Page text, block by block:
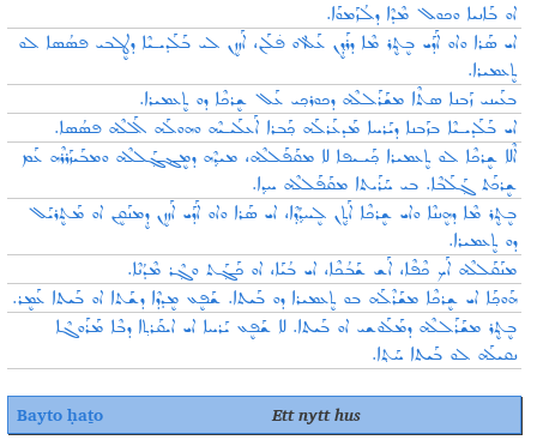
ܐܘ ܒܰܐܢܝܐ ܘܟܘܠ ܡܶܕܶܐ ܕܠܳܙܰܡܘܰܐ.
ܐܝ ܣܰܪܐ ܘܐܘ ܐܰܕܰܝ ܒܷܬ݂ܷܪ ܡܶܐ ܕܪܰܕ݂ܷܢ ܥܰܠ ܐܘ ܦ̇ܠܰܢ، ܐܰܙܙܷܢ ܠܝ ܒܰܠܰܕܝـܝܶܐ ܕܛܷܠܒܝ ܦܣܳܣܐ ܠܘ
ܬܷܥܡܝܪܐ.
ܒܥܰܝܢܝ ܙܰܒܢܐ ܣܬܶܐ ܡܫܰܪܰܠܠܶܗ ܕܟܘܪܟ݂ܝ ܥܰܠ ܫܷܪܟܶܐ ܕܘ ܬܷܥܡܝܪܐ.
ܐܝ ܒܰܠܰܕܝـܝܶܐ ܒܙܰܒܢܐ ܕܝܰܪܚܐ ܡܰܕܥܰܪܠܰܗ ܟ݂ܰܒܪܐ ܐܰܥܠܰܝـܝܶܗ ܘܗܘܠܰܗ ܐܰܠܠܶܗ ܦܣܳܣܐ.
ܐܶܠܐ ܫܷܪܟܶܐ ܠܘ ܬܷܥܡܝܪܐ ܟ݂ܰܝـܝܦܐ ܠܐ ܡܩܰܦܰܠܠܶܗ، ܡܝܕ݂ܶܗ ܕܡܷܔܓ݂ܰܠܠܶܗ ܘܡܒܰܝܙܰܪܪܶܗ ܥܰܡ
ܫܷܪܟܰܬ ܓ݂ܰܠܰܒܶܐ. ܒܝ ܚܰܪܰܝܬܐ ܡܩܰܦܰܠܠܶܗ ܚܕ݂ܐ.
ܒܷܬ݂ܷܪ ܡܶܐ ܕܗܷܢܢܶܐ ܘܐܝ ܫܷܪܟܶܐ ܐܰܬ݂ܷܢ ܠܷܚܕ݂ܳܕ݂ܶܐ، ܐܝ ܣܰܪܐ ܘܐܘ ܐܰܕܰܝ ܐܰܙܙܷܢ ܕܷܡܢܰܩܷܢ ܐܘ ܡܰܬܷܪܝܰܠ
ܕܘ ܬܷܥܡܝܪܐ.
ܡܢܰܩܰܠܠܶܗ ܐܰܟ ܟܶܦܶܐ، ܐܰܫ ܫܰܒܳܟܶܐ، ܐܝ ܒܳܝܰܐ، ܐܘ ܟܰܓ݂ܰܬ ܘܓ݂ܶܪ ܡܶܕܳܢܶܐ.
ܗܰܘܟ݂ܰܐ ܐܝ ܫܷܪܟܶܐ ܡܫܰܪܶܠܰܗ ܒܘ ܬܷܥܡܝܪܐ ܕܘ ܒܰܝܬܐ. ܫܰܦܷܥ ܡܷܕܕܶܐ ܕܫܰܬܐ ܐܘ ܒܰܝܬܐ ܥܰܡܷܪ.
ܒܷܬ݂ܷܪ ܡܫܰܪܰܠܠܶܗ ܕܡܰܠܰܘܫܝ ܐܘ ܒܰܝܬܐ. ܠܐ ܫܰܦܷܥ ܝܰܪܚܐ ܐܝ ܐܝܩܰܪܬ݂ܐ ܕܒܶܐ ܡܰܪܰܘܓܶܐ
ܢܩܝܠܰܗ ܠܘ ܒܰܝܬܐ ܚܰܬ݂ܐ.
Bayto ḥaṯo Ett nytt hus